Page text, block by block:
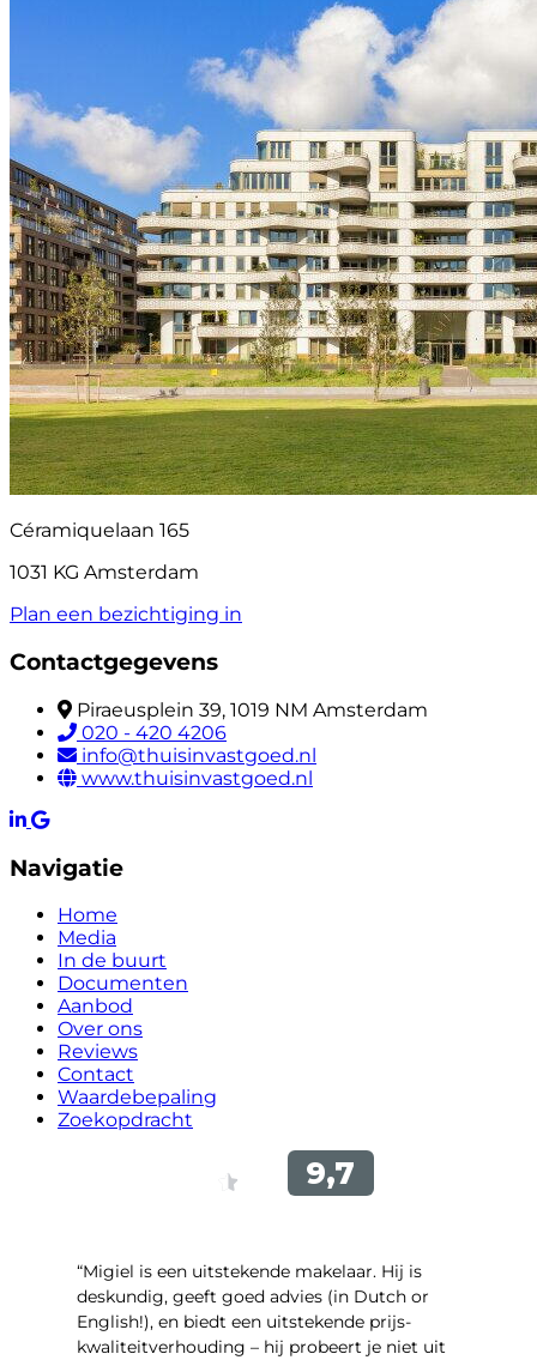
Céramiquelaan 165
1031 KG Amsterdam
Plan een bezichtiging in
Contactgegevens
Piraeusplein 39, 1019 NM Amsterdam
020 - 420 4206
info@thuisinvastgoed.nl
www.thuisinvastgoed.nl
Navigatie
Home
Media
In de buurt
Documenten
Aanbod
Over ons
Reviews
Contact
Waardebepaling
Zoekopdracht
“Migiel is een uitstekende makelaar. Hij is
deskundig, geeft goed advies (in Dutch or
English!), en biedt een uitstekende prijs-
kwaliteitverhouding – hij probeert je niet uit